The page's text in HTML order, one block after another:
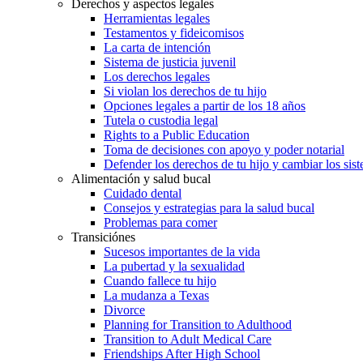
Derechos y aspectos legales
Herramientas legales
Testamentos y fideicomisos
La carta de intención
Sistema de justicia juvenil
Los derechos legales
Si violan los derechos de tu hijo
Opciones legales a partir de los 18 años
Tutela o custodia legal
Rights to a Public Education
Toma de decisiones con apoyo y poder notarial
Defender los derechos de tu hijo y cambiar los
Alimentación y salud bucal
Cuidado dental
Consejos y estrategias para la salud bucal
Problemas para comer
Transiciónes
Sucesos importantes de la vida
La pubertad y la sexualidad
Cuando fallece tu hijo
La mudanza a Texas
Divorce
Planning for Transition to Adulthood
Transition to Adult Medical Care
Friendships After High School